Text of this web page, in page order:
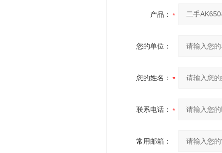
产品：
您的单位：
您的姓名：
联系电话：
常用邮箱：